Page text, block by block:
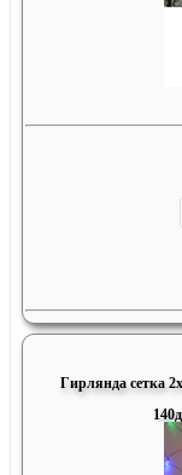
Гирлянда сетка